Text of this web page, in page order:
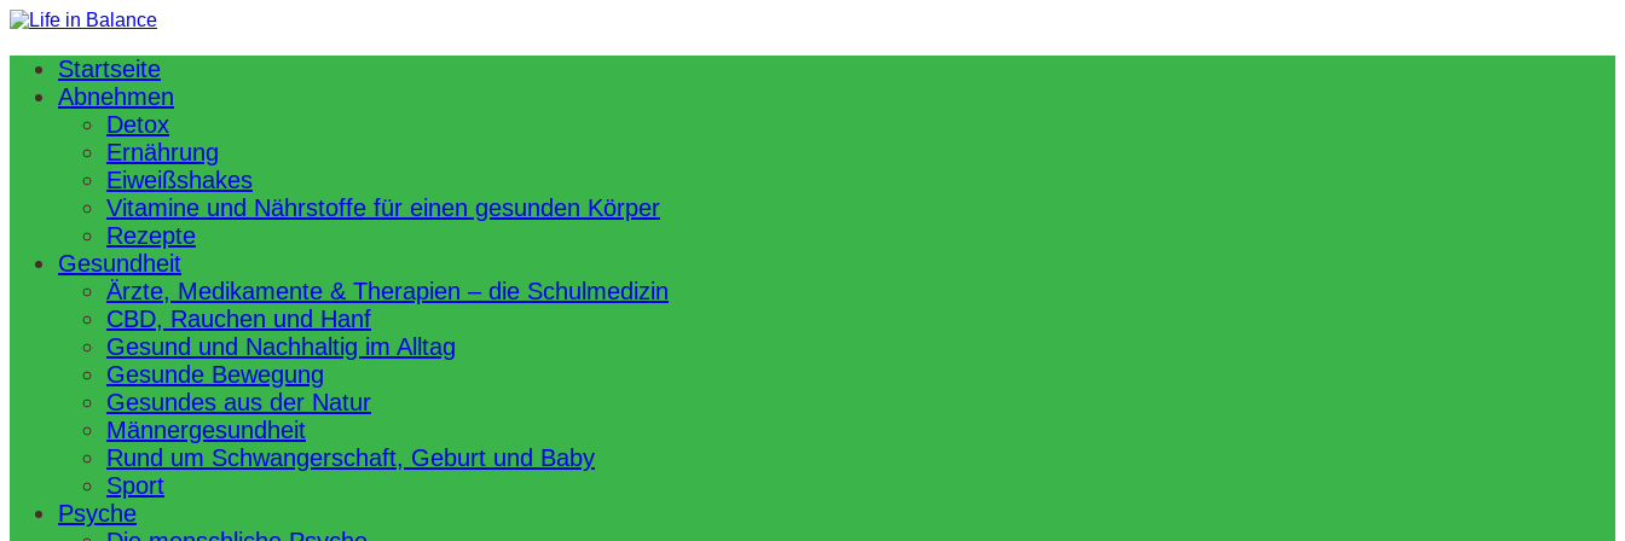
Startseite
Abnehmen
Detox
Ernährung
Eiweißshakes
Vitamine und Nährstoffe für einen gesunden Körper
Rezepte
Gesundheit
Ärzte, Medikamente & Therapien – die Schulmedizin
CBD, Rauchen und Hanf
Gesund und Nachhaltig im Alltag
Gesunde Bewegung
Gesundes aus der Natur
Männergesundheit
Rund um Schwangerschaft, Geburt und Baby
Sport
Psyche